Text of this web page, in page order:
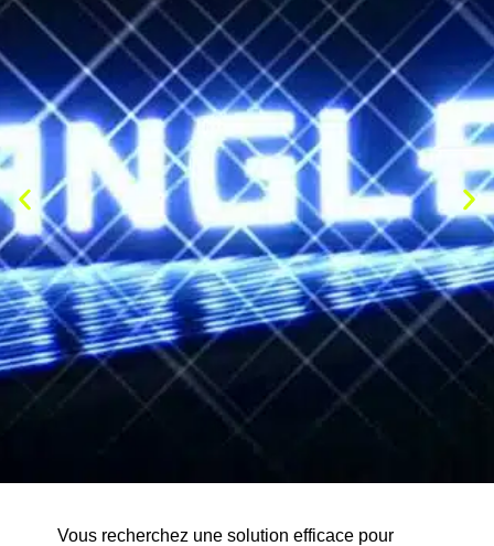
Vous recherchez une solution efficace pour